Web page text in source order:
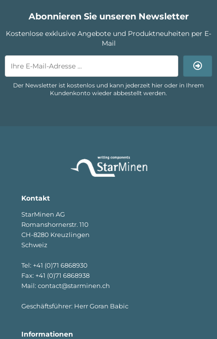
Abonnieren Sie unseren Newsletter
Kostenlose exklusive Angebote und Produktneuheiten per E-
Mail
Der Newsletter ist kostenlos und kann jederzeit hier oder in Ihrem
Kundenkonto wieder abbestellt werden.
Kontakt
StarMinen AG
Romanshornerstr. 110
CH-8280 Kreuzlingen
Schweiz
Tel: +41 (0)71 6868930
Fax: +41 (0)71 6868938
Mail: contact@starminen.ch
Geschäftsführer: Herr Goran Babic
Informationen